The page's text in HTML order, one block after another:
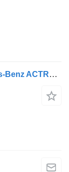
Автономный обогреватель Mercedes-Benz ACTROS WEBASTO EURO 6 A 960 830 57 61 для грузовика